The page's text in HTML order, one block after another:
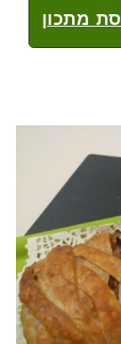
מתכון